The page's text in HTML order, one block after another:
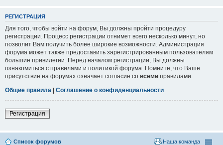
РЕГИСТРАЦИЯ
Для того, чтобы войти на форум, Вы должны пройти процедуру
регистрации. Процесс регистрации отнимет всего несколько минут, но
позволит Вам получить более широкие возможности. Администрация
форума может также предоставить зарегистрированным пользователям
большие привилегии. Перед началом регистрации, Вы должны
ознакомиться с правилами и политикой форума. Помните, что Ваше
присутствие на форумах означает согласие со всеми правилами.
Общие правила | Соглашение о конфиденциальности
Регистрация
Список форумов Наша команда